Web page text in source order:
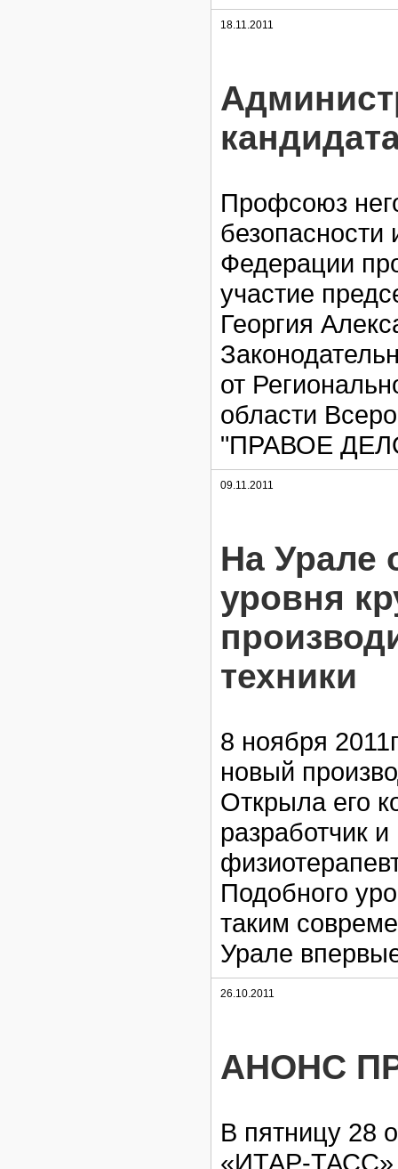
18.11.2011
Профсоюз
безопасности
Федерации
участие
Георгия
от
области
"ПРАВОЕ
09.11.2011
На Урале
уровня
техники
8 ноября
новый
Открыла его
разработчик
Подобного
таким
Урале
26.10.2011
АНОНС
В пятницу 28
«ИТАР-ТАСС»